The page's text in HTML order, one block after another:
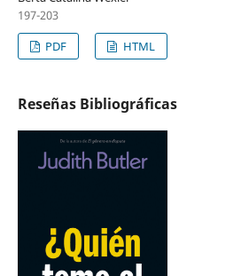
197-203
PDF
HTML
Reseñas Bibliográficas